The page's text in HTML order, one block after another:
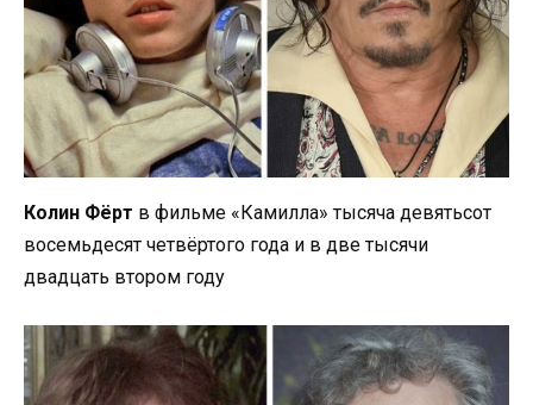
Колин Фёрт в фильме «Камилла» тысяча девятьсот
восемьдесят четвёртого года и в две тысячи
двадцать втором году